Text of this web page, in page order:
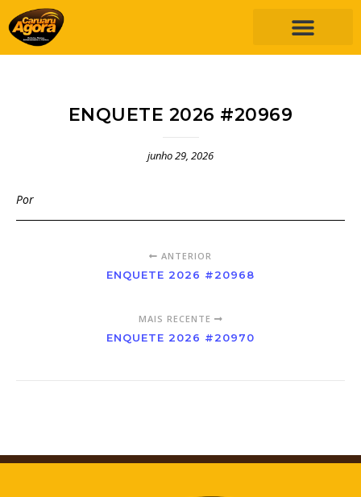
ENQUETE 2026 #20969
junho 29, 2026
Por
ANTERIOR
ENQUETE 2026 #20968
MAIS RECENTE
ENQUETE 2026 #20970